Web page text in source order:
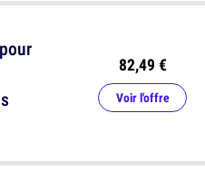
82,49 €
Voir l'offre